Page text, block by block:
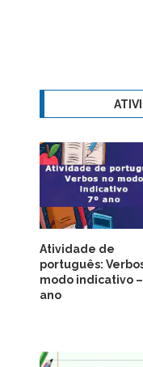
Atividade de
português:
modo indicativo –
ano